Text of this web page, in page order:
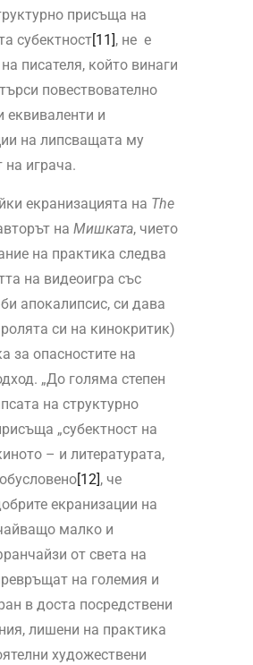
присъща на
субектност[11] , не е
писателя, който винаги
повествователно
еквиваленти и
на липсващата му
на играча.
екранизацията на The
на Мишката, чието
на практика следва
на видеоигра със
апокалипсис, си дава
си на кинокритик)
за опасностите на
„До голяма степен
на структурно
„субектност на
– и литературата,
[12] , че
екранизации на
малко и
от света на
на големия и
в доста посредствени
лишени на практика
художествени